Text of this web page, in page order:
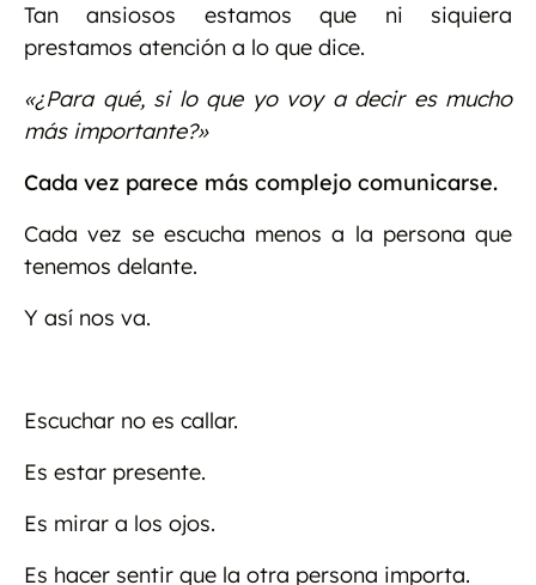
Tan ansiosos estamos que ni siquiera
prestamos atención a lo que dice.
«¿Para qué, si lo que yo voy a decir es mucho
más importante?»
Cada vez parece más complejo comunicarse.
Cada vez se escucha menos a la persona que
tenemos delante.
Y así nos va.
Escuchar no es callar.
Es estar presente.
Es mirar a los ojos.
Es hacer sentir que la otra persona importa.